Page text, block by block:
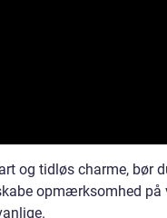
og tidløs charme, bør
opmærksomhed på